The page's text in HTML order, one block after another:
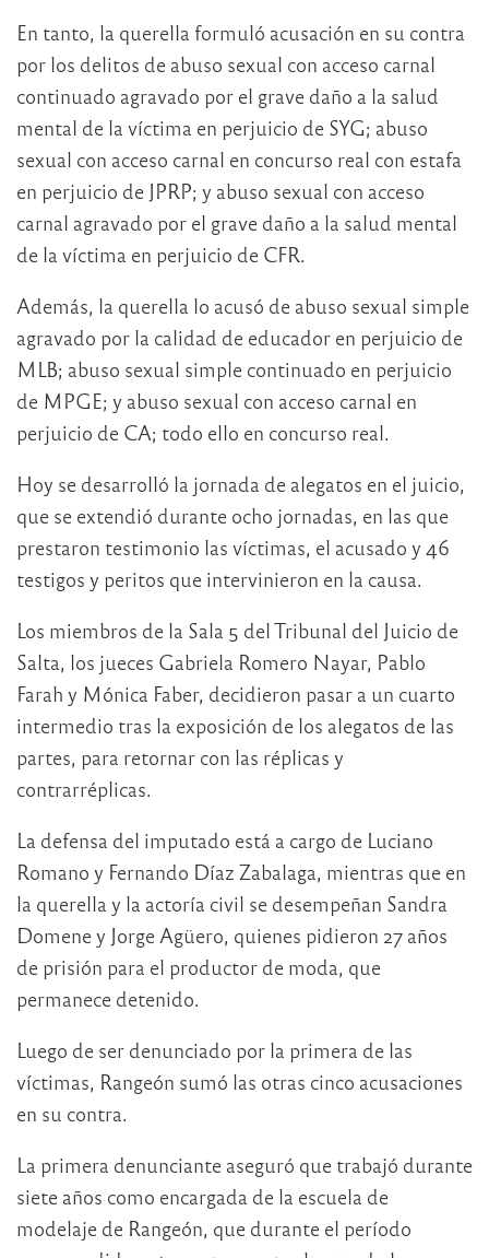
En tanto, la querella formuló acusación en su contra
por los delitos de abuso sexual con acceso carnal
continuado agravado por el grave daño a la salud
mental de la víctima en perjuicio de SYG; abuso
sexual con acceso carnal en concurso real con estafa
en perjuicio de JPRP; y abuso sexual con acceso
carnal agravado por el grave daño a la salud mental
de la víctima en perjuicio de CFR.
Además, la querella lo acusó de abuso sexual simple
agravado por la calidad de educador en perjuicio de
MLB; abuso sexual simple continuado en perjuicio
de MPGE; y abuso sexual con acceso carnal en
perjuicio de CA; todo ello en concurso real.
Hoy se desarrolló la jornada de alegatos en el juicio,
que se extendió durante ocho jornadas, en las que
prestaron testimonio las víctimas, el acusado y 46
testigos y peritos que intervinieron en la causa.
Los miembros de la Sala 5 del Tribunal del Juicio de
Salta, los jueces Gabriela Romero Nayar, Pablo
Farah y Mónica Faber, decidieron pasar a un cuarto
intermedio tras la exposición de los alegatos de las
partes, para retornar con las réplicas y
contrarréplicas.
La defensa del imputado está a cargo de Luciano
Romano y Fernando Díaz Zabalaga, mientras que en
la querella y la actoría civil se desempeñan Sandra
Domene y Jorge Agüero, quienes pidieron 27 años
de prisión para el productor de moda, que
permanece detenido.
Luego de ser denunciado por la primera de las
víctimas, Rangeón sumó las otras cinco acusaciones
en su contra.
La primera denunciante aseguró que trabajó durante
siete años como encargada de la escuela de
modelaje de Rangeón, que durante el período